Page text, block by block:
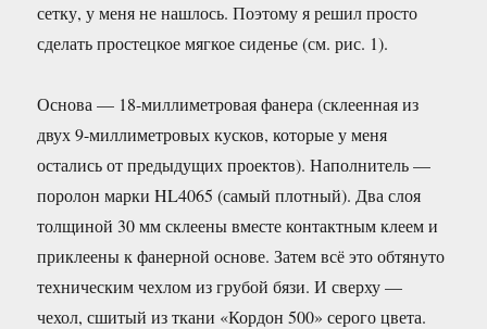
сетку, у меня не нашлось. Поэтому я решил просто
сделать простецкое мягкое сиденье (см. рис. 1).
Основа — 18-миллиметровая фанера (склеенная из
двух 9-миллиметровых кусков, которые у меня
остались от предыдущих проектов). Наполнитель —
поролон марки HL4065 (самый плотный). Два слоя
толщиной 30 мм склеены вместе контактным клеем и
приклеены к фанерной основе. Затем всё это обтянуто
техническим чехлом из грубой бязи. И сверху —
чехол, сшитый из ткани «Кордон 500» серого цвета.